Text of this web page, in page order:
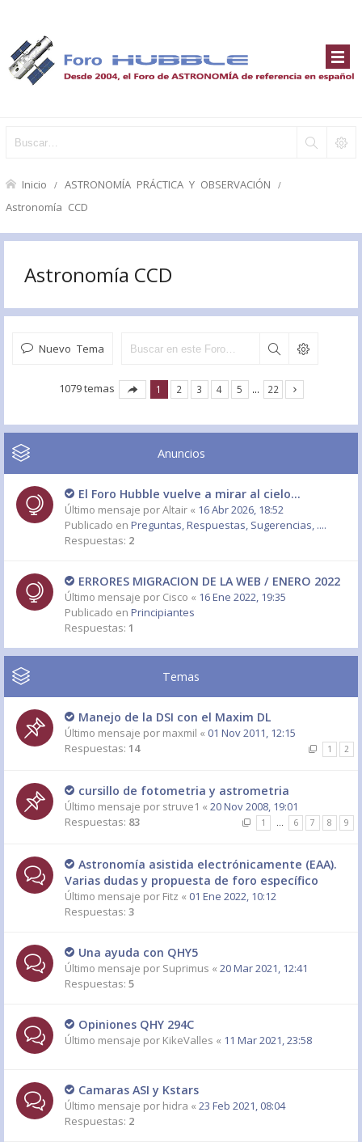
Inicio ASTRONOMÍA PRÁCTICA Y OBSERVACIÓN
Astronomía CCD
Astronomía CCD
Nuevo Tema
1079 temas 1 2 3 4 5 … 22
Anuncios
El Foro Hubble vuelve a mirar al cielo...
Último mensaje porAltair « 16 Abr 2026, 18:52
Publicado en Preguntas, Respuestas, Sugerencias, ....
Respuestas: 2
ERRORES MIGRACION DE LA WEB / ENERO 2022
Último mensaje por Cisco « 16 Ene 2022, 19:35
Publicado en Principiantes
Respuestas: 1
Temas
Manejo de la DSI con el Maxim DL
Último mensaje por maxmil « 01 Nov 2011, 12:15
Respuestas: 14 1 2
cursillo de fotometria y astrometria
Último mensaje por struve1 « 20 Nov 2008, 19:01
Respuestas: 83 1 … 6 7 8 9
Astronomía asistida electrónicamente (EAA).
Varias dudas y propuesta de foro específico
Último mensaje por Fitz « 01 Ene 2022, 10:12
Respuestas: 3
Una ayuda con QHY5
Último mensaje por Suprimus « 20 Mar 2021, 12:41
Respuestas: 5
Opiniones QHY 294C
Último mensaje por KikeValles « 11 Mar 2021, 23:58
Camaras ASI y Kstars
Último mensaje por hidra « 23 Feb 2021, 08:04
Respuestas: 2